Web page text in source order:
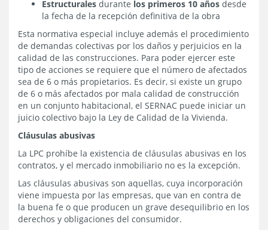
Estructurales durante los primeros 10 años desde
la fecha de la recepción definitiva de la obra
Esta normativa especial incluye además el procedimiento
de demandas colectivas por los daños y perjuicios en la
calidad de las construcciones. Para poder ejercer este
tipo de acciones se requiere que el número de afectados
sea de 6 o más propietarios. Es decir, si existe un grupo
de 6 o más afectados por mala calidad de construcción
en un conjunto habitacional, el SERNAC puede iniciar un
juicio colectivo bajo la Ley de Calidad de la Vivienda.
Cláusulas abusivas
La LPC prohíbe la existencia de cláusulas abusivas en los
contratos, y el mercado inmobiliario no es la excepción.
Las cláusulas abusivas son aquellas, cuya incorporación
viene impuesta por las empresas, que van en contra de
la buena fe o que producen un grave desequilibrio en los
derechos y obligaciones del consumidor.